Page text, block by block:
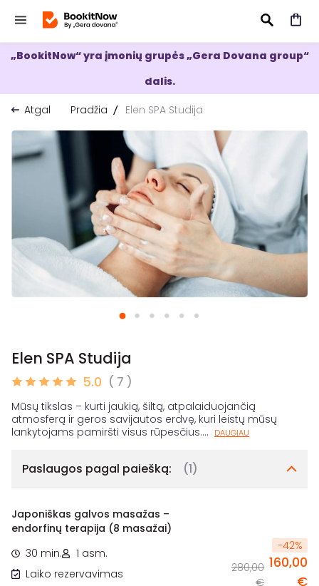
IEŠKOTI
„BookitNow“ yra įmonių grupės „Gera Dovana group“
dalis.
Atgal
Pradžia Elen SPA Studija
Elen SPA Studija
5.0 ( 7 )
Mūsų tikslas – kurti jaukią, šiltą, atpalaiduojančią
atmosferą ir geros savijautos erdvę, kuri leistų mūsų
lankytojams pamiršti visus rūpesčius.... DAUGIAU
Paslaugos pagal paiešką: (1)
Japoniškas galvos masažas –
endorfinų terapija (8 masažai)
30 min.
1 asm.
Laiko rezervavimas
-42%
280,00
€
160,00
€